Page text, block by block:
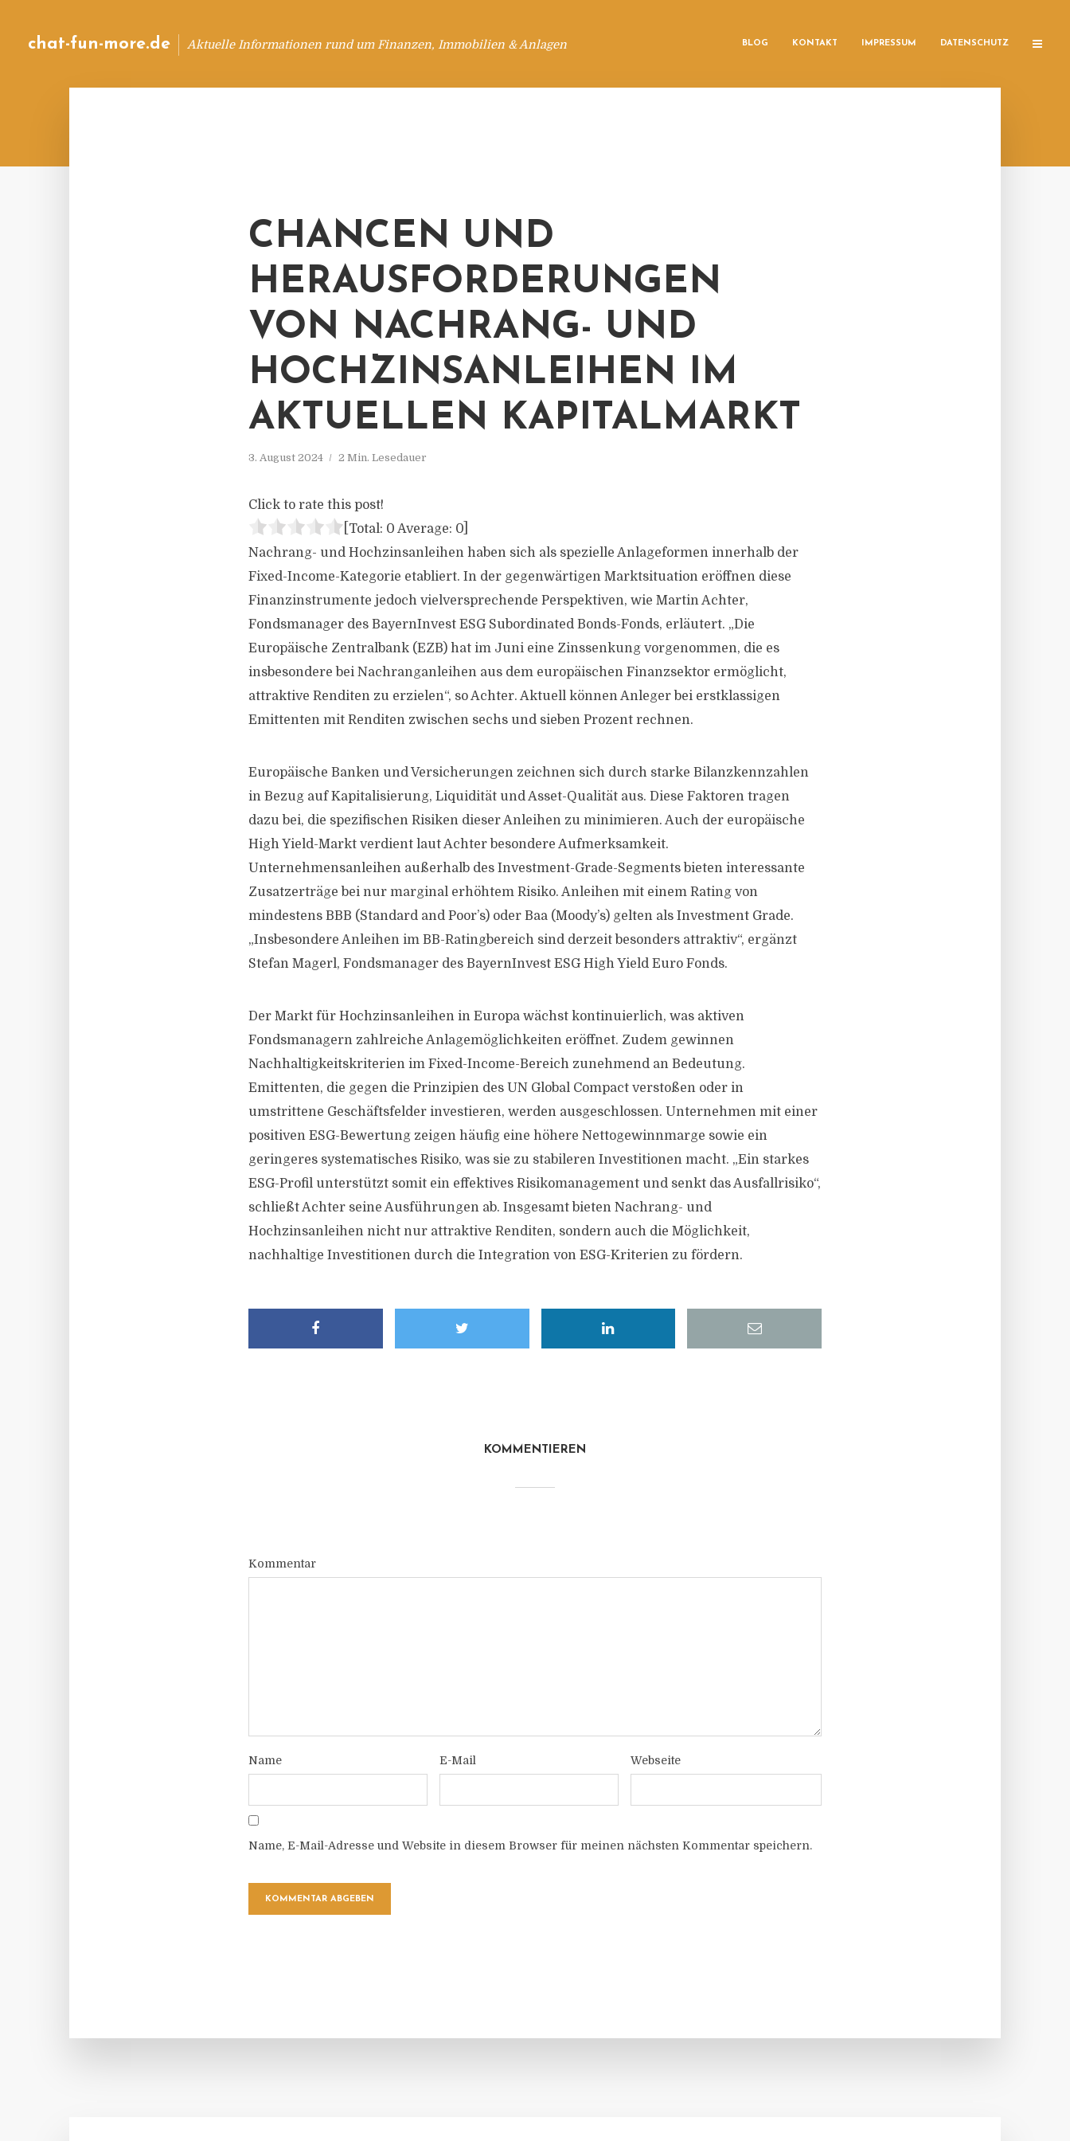
chat-fun-more.de Aktuelle Informationen rund um Finanzen, Immobilien & Anlagen BLOG KONTAKT IMPRESSUM DATENSCHUTZ
CHANCEN UND
HERAUSFORDERUNGEN
VON NACHRANG- UND
HOCHZINSANLEIHEN IM
AKTUELLEN KAPITALMARKT
3. August 2024 2 Min. Lesedauer
Click to rate this post!
[Total: 0 Average: 0
Nachrang- und Hochzinsanleihen haben sich als spezielle Anlageformen innerhalb der
Fixed-Income-Kategorie etabliert. In der gegenwärtigen Marktsituation eröffnen diese
Finanzinstrumente jedoch vielversprechende Perspektiven, wie Martin Achter,
Fondsmanager des BayernInvest ESG Subordinated Bonds-Fonds, erläutert. „Die
Europäische Zentralbank (EZB) hat im Juni eine Zinssenkung vorgenommen, die es
insbesondere bei Nachranganleihen aus dem europäischen Finanzsektor ermöglicht,
attraktive Renditen zu erzielen“, so Achter. Aktuell können Anleger bei erstklassigen
Emittenten mit Renditen zwischen sechs und sieben Prozent rechnen.
Europäische Banken und Versicherungen zeichnen sich durch starke Bilanzkennzahlen
in Bezug auf Kapitalisierung, Liquidität und Asset-Qualität aus. Diese Faktoren tragen
dazu bei, die spezifischen Risiken dieser Anleihen zu minimieren. Auch der europäische
High Yield-Markt verdient laut Achter besondere Aufmerksamkeit.
Unternehmensanleihen außerhalb des Investment-Grade-Segments bieten interessante
Zusatzerträge bei nur marginal erhöhtem Risiko. Anleihen mit einem Rating von
mindestens BBB (Standard and Poor’s) oder Baa (Moody’s) gelten als Investment Grade.
„Insbesondere Anleihen im BB-Ratingbereich sind derzeit besonders attraktiv“, ergänzt
Stefan Magerl, Fondsmanager des BayernInvest ESG High Yield Euro Fonds.
Der Markt für Hochzinsanleihen in Europa wächst kontinuierlich, was aktiven
Fondsmanagern zahlreiche Anlagemöglichkeiten eröffnet. Zudem gewinnen
Nachhaltigkeitskriterien im Fixed-Income-Bereich zunehmend an Bedeutung.
Emittenten, die gegen die Prinzipien des UN Global Compact verstoßen oder in
umstrittene Geschäftsfelder investieren, werden ausgeschlossen. Unternehmen mit einer
positiven ESG-Bewertung zeigen häufig eine höhere Nettogewinnmarge sowie ein
geringeres systematisches Risiko, was sie zu stabileren Investitionen macht. „Ein starkes
ESG-Profil unterstützt somit ein effektives Risikomanagement und senkt das Ausfallrisiko“,
schließt Achter seine Ausführungen ab. Insgesamt bieten Nachrang- und
Hochzinsanleihen nicht nur attraktive Renditen, sondern auch die Möglichkeit,
nachhaltige Investitionen durch die Integration von ESG-Kriterien zu fördern.
KOMMENTIEREN
Kommentar
Name E-Mail Webseite
Name, E-Mail-Adresse und Website in diesem Browser für meinen nächsten Kommentar speichern.